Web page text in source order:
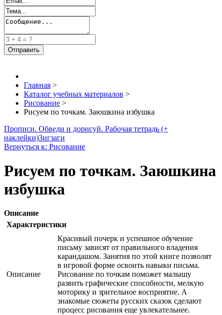
Главная >
Каталог учебных материалов >
Рисование >
Рисуем по точкам. Заюшкина избушка
Прописи. Обведи и дорисуй. Рабочая тетрадь (+
наклейки)Зигзаги
Вернуться к: Рисование
Рисуем по точкам. Заюшкина
избушка
Описание
Характеристики
Описание
Красивый почерк и успешное обучение
письму зависят от правильного владения
карандашом. Занятия по этой книге позволят
в игровой форме освоить навыки письма.
Рисование по точкам поможет малышу
развить графические способности, мелкую
моторику и зрительное восприятие. А
знакомые сюжеты русских сказок сделают
процесс рисования еще увлекательнее.